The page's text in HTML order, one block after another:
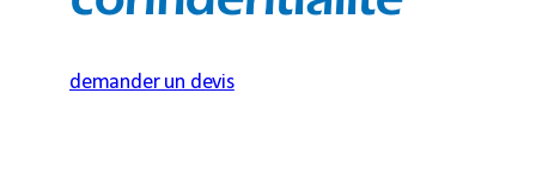
demander un devis